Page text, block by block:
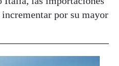
por su mayor